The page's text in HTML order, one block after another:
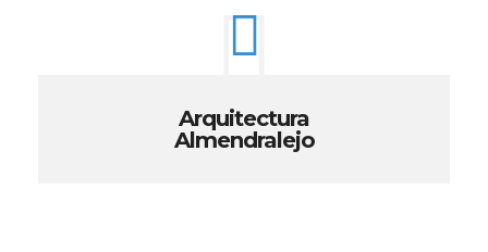
Arquitectura
Almendralejo